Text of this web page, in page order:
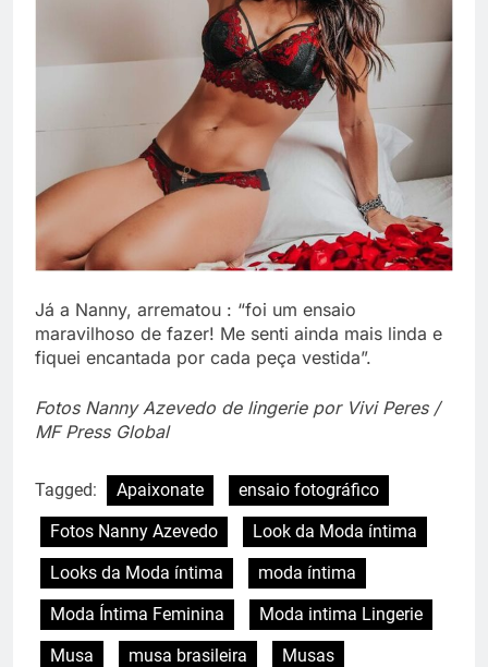
Já a Nanny, arrematou : “foi um ensaio
maravilhoso de fazer! Me senti ainda mais linda e
fiquei encantada por cada peça vestida”.
Fotos Nanny Azevedo de lingerie por Vivi Peres /
MF Press Global
Tagged: Apaixonate
ensaio fotográfico
Fotos Nanny Azevedo
Look da Moda íntima
Looks da Moda íntima
moda íntima
Moda Íntima Feminina
Moda intima Lingerie
Musa
musa brasileira
Musas